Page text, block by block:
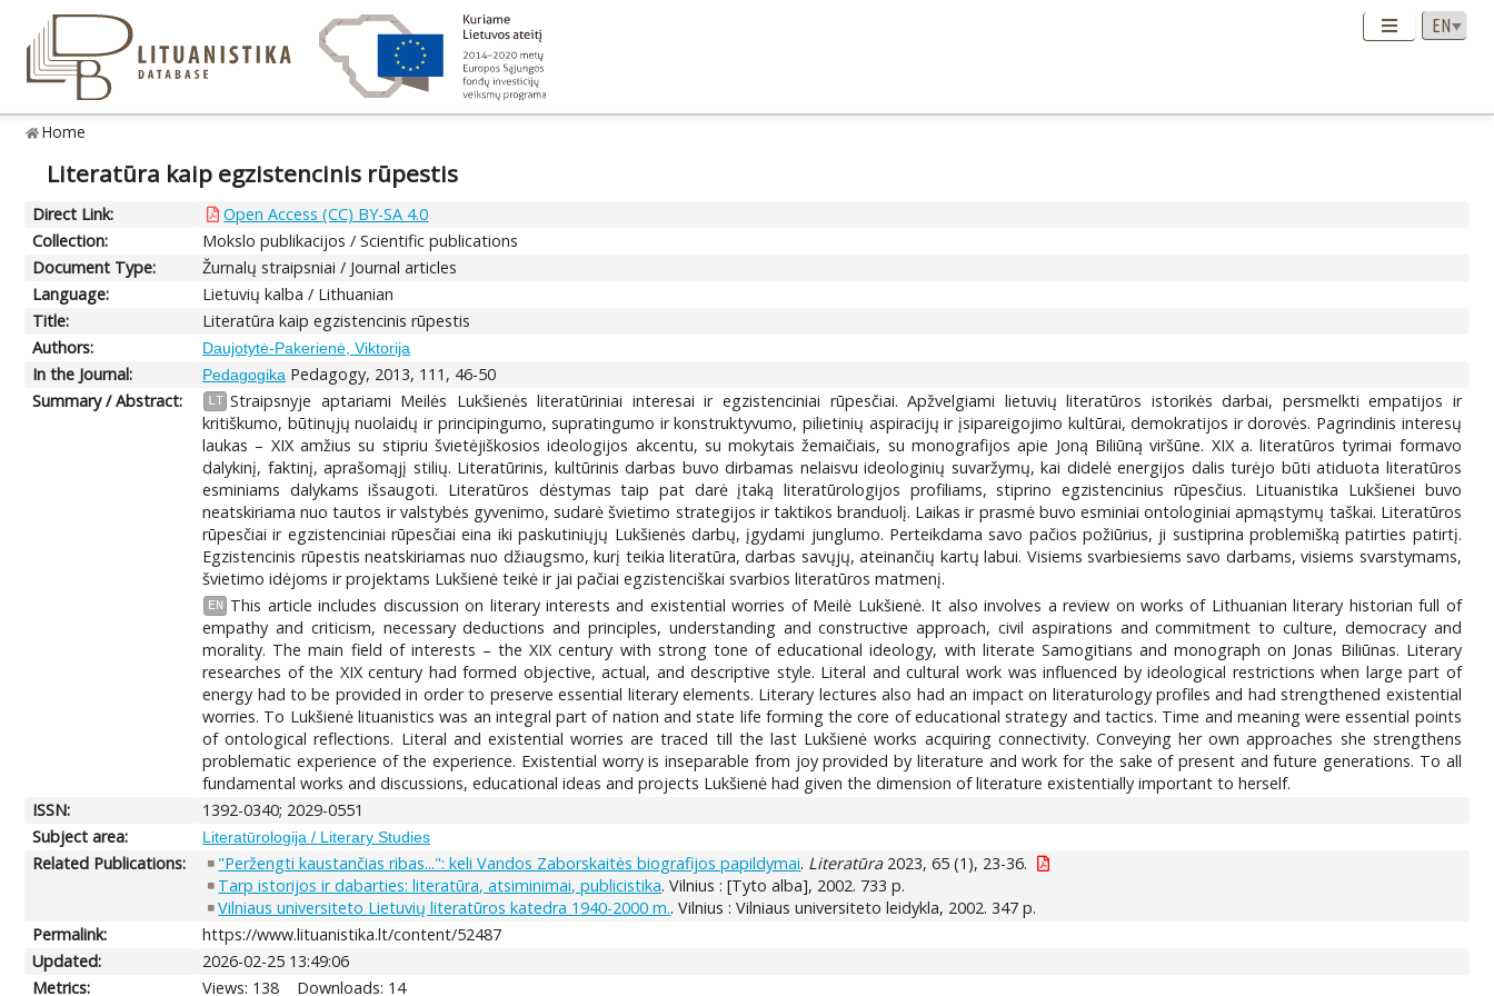
Home
Literatūra kaip egzistencinis rūpestis
Direct Link:
Open Access (CC) BY-SA 4.0
Collection:
Mokslo publikacijos / Scientific publications
Document Type:
Žurnalų straipsniai / Journal articles
Language:
Lietuvių kalba / Lithuanian
Title:
Literatūra kaip egzistencinis rūpestis
Authors:
Daujotytė-Pakerienė, Viktorija
In the Journal: Pedagogika Pedagogy, 2013, 111, 46-50
Summary / Abstract:
LT Straipsnyje aptariami Meilės Lukšienės literatūriniai interesai ir egzistenciniai rūpesčiai. Apžvelgiami lietuvių literatūros istorikės darbai, persmelkti empatijos ir
kritiškumo, būtinųjų nuolaidų ir principingumo, supratingumo ir konstruktyvumo, pilietinių aspiracijų ir įsipareigojimo kultūrai, demokratijos ir dorovės. Pagrindinis interesų
laukas – XIX amžius su stipriu švietėjiškosios ideologijos akcentu, su mokytais žemaičiais, su monografijos apie Joną Biliūną viršūne. XIX a. literatūros tyrimai formavo
dalykinį, faktinį, aprašomąjį stilių. Literatūrinis, kultūrinis darbas buvo dirbamas nelaisvu ideologinių suvaržymų, kai didelė energijos dalis turėjo būti atiduota literatūros
esminiams dalykams išsaugoti. Literatūros dėstymas taip pat darė įtaką literatūrologijos profiliams, stiprino egzistencinius rūpesčius. Lituanistika Lukšienei buvo
neatskiriama nuo tautos ir valstybės gyvenimo, sudarė švietimo strategijos ir taktikos branduolį. Laikas ir prasmė buvo esminiai ontologiniai apmąstymų taškai. Literatūros
rūpesčiai ir egzistenciniai rūpesčiai eina iki paskutiniųjų Lukšienės darbų, įgydami junglumo. Perteikdama savo pačios požiūrius, ji sustiprina problemišką patirties patirtį.
Egzistencinis rūpestis neatskiriamas nuo džiaugsmo, kurį teikia literatūra, darbas savųjų, ateinančių kartų labui. Visiems svarbiesiems savo darbams, visiems svarstymams,
švietimo idėjoms ir projektams Lukšienė teikė ir jai pačiai egzistenciškai svarbios literatūros matmenį.
EN
This article includes discussion on literary interests and existential worries of Meilė Lukšienė. It also involves a review on works of Lithuanian literary historian full of
empathy and criticism, necessary deductions and principles, understanding and constructive approach, civil aspirations and commitment to culture, democracy and
morality. The main field of interests – the XIX century with strong tone of educational ideology, with literate Samogitians and monograph on Jonas Biliūnas. Literary
researches of the XIX century had formed objective, actual, and descriptive style. Literal and cultural work was influenced by ideological restrictions when large part of
energy had to be provided in order to preserve essential literary elements. Literary lectures also had an impact on literaturology profiles and had strengthened existential
worries. To Lukšienė lituanistics was an integral part of nation and state life forming the core of educational strategy and tactics. Time and meaning were essential points
of ontological reflections. Literal and existential worries are traced till the last Lukšienė works acquiring connectivity. Conveying her own approaches she strengthens
problematic experience of the experience. Existential worry is inseparable from joy provided by literature and work for the sake of present and future generations. To all
fundamental works and discussions, educational ideas and projects Lukšienė had given the dimension of literature existentially important to herself.
ISSN:
1392-0340; 2029-0551
Subject area:
Literatūrologija / Literary Studies
Related Publications: "Peržengti kaustančias ribas...": keli Vandos Zaborskaitės biografijos papildymai. Literatūra2023, 65 (1), 23-36.
Tarp istorijos ir dabarties: literatūra, atsiminimai, publicistika. Vilnius : [Tyto alba], 2002. 733 p.
Vilniaus universiteto Lietuvių literatūros katedra 1940-2000 m.. Vilnius : Vilniaus universiteto leidykla, 2002. 347 p.
Permalink:
https://www.lituanistika.lt/content/52487
Updated:
2026-02-25 13:49:06
Metrics:
Views: 138 Downloads: 14